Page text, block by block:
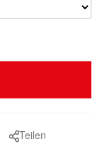
Teilen